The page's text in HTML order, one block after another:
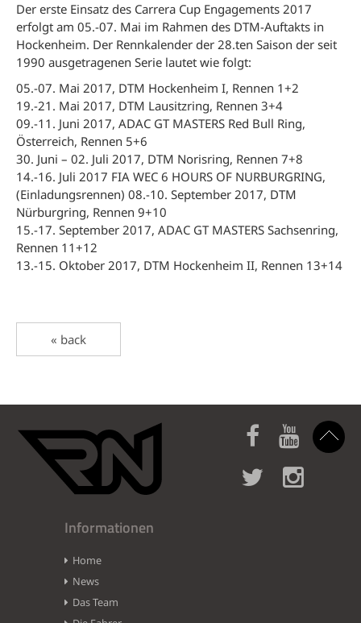
Der erste Einsatz des Carrera Cup Engagements 2017
erfolgt am 05.-07. Mai im Rahmen des DTM-Auftakts in
Hockenheim. Der Rennkalender der 28.ten Saison der seit
1990 ausgetragenen Serie lautet wie folgt:
05.-07. Mai 2017, DTM Hockenheim I, Rennen 1+2
19.-21. Mai 2017, DTM Lausitzring, Rennen 3+4
09.-11. Juni 2017, ADAC GT MASTERS Red Bull Ring,
Österreich, Rennen 5+6
30. Juni – 02. Juli 2017, DTM Norisring, Rennen 7+8
14.-16. Juli 2017 FIA WEC 6 HOURS OF NURBURGRING,
(Einladungsrennen) 08.-10. September 2017, DTM
Nürburgring, Rennen 9+10
15.-17. September 2017, ADAC GT MASTERS Sachsenring,
Rennen 11+12
13.-15. Oktober 2017, DTM Hockenheim II, Rennen 13+14
« back
Informationen
Home
News
Das Team